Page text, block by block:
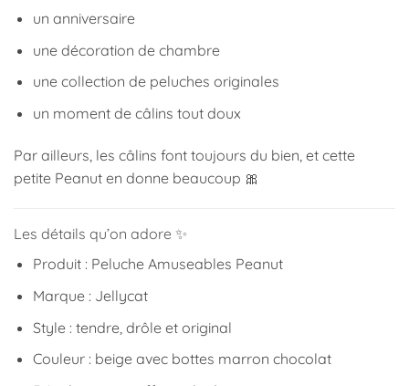
un anniversaire
une décoration de chambre
une collection de peluches originales
un moment de câlins tout doux
Par ailleurs, les câlins font toujours du bien, et cette
petite Peanut en donne beaucoup 🎀
Les détails qu’on adore ✨
Produit : Peluche Amuseables Peanut
Marque : Jellycat
Style : tendre, drôle et original
Couleur : beige avec bottes marron chocolat